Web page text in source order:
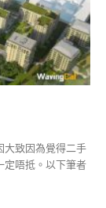
大致因為覺得二手
定唔抵。以下筆者